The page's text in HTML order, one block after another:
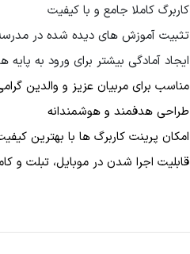
کاربرگ کاملا جامع و با کیفیت
تثبیت آموزش های دیده شده در
ایجاد آمادگی بیشتر برای ورود به
مناسب برای مربیان عزیز و والدین
طراحی هدفمند و هوشمندانه
امکان پرینت کاربرگ ها با بهترین
قابلیت اجرا شدن در موبایل، تبلت و